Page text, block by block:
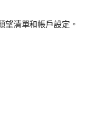
望清單和帳戶設定。